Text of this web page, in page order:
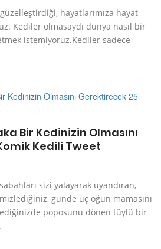
hayatlarımıza hayat
Kediler olmasaydı dünya nasıl bir
istemiyoruz.Kediler sadece
Bir Kedinizin Olmasını
Kedili Tweet
sizi yalayarak uyandıran,
günde üç öğün mamasını
poposunu dönen tüylü bir